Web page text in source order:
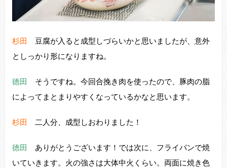
杉田 ⾖腐が⼊ると成型しづらいかと思いましたが、意外
としっかり形になりますね。
徳田 そうですね。今回合挽き⾁を使ったので、豚⾁の脂
によってまとまりやすくなっているかなと思います。
杉田 ⼆⼈分、成型しおわりました！
徳田 ありがとうございます！では次に、フライパンで焼
いていきます。⽕の強さは⼤体中⽕くらい。両⾯に焼き⾊